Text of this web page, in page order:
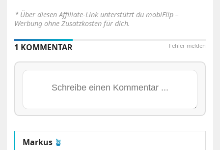
⋆ Über diesen Affiliate-Link unterstützt du mobiFlip –
Werbung ohne Zusatzkosten für dich.
Fehler melden
1 KOMMENTAR
Markus 🪴